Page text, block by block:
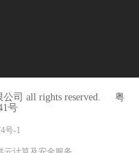
公司 all rights reserved. 粤
号
号-1